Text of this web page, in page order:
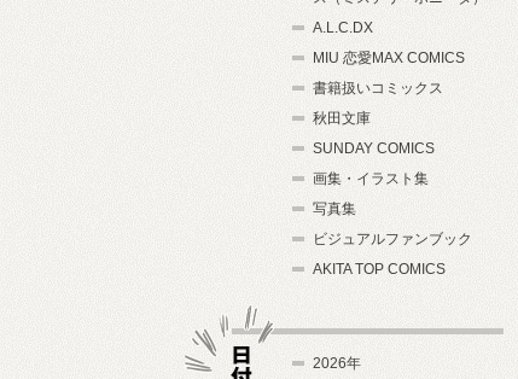
A.L.C.DX
MIU 恋愛MAX COMICS
書籍扱いコミックス
秋田文庫
SUNDAY COMICS
画集・イラスト集
写真集
ビジュアルファンブック
AKITA TOP COMICS
2026年